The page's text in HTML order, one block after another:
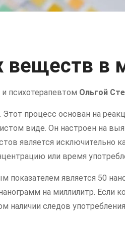
веществ в
и психотерапевтом Ольгой
процесс основан на
виде. Он настроен на
является исключительно
или время
показателем является 50
на миллилитр. Если
наличии следов